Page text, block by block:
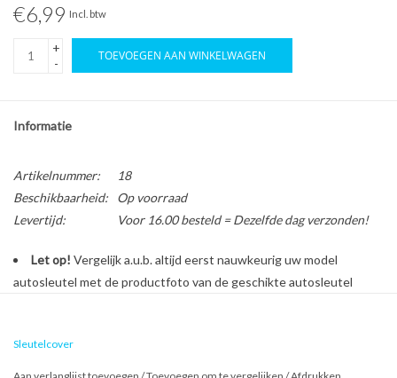
€6,99 Incl. btw
+
-
TOEVOEGEN AAN WINKELWAGEN
Informatie
Artikelnummer:
18
Beschikbaarheid:
Op voorraad
Levertijd:
Voor 16.00 besteld = Dezelfde dag verzonden!
Let op! Vergelijk a.u.b. altijd eerst nauwkeurig uw model
autosleutel met de productfoto van de geschikte autosleutel
Sleutelcover